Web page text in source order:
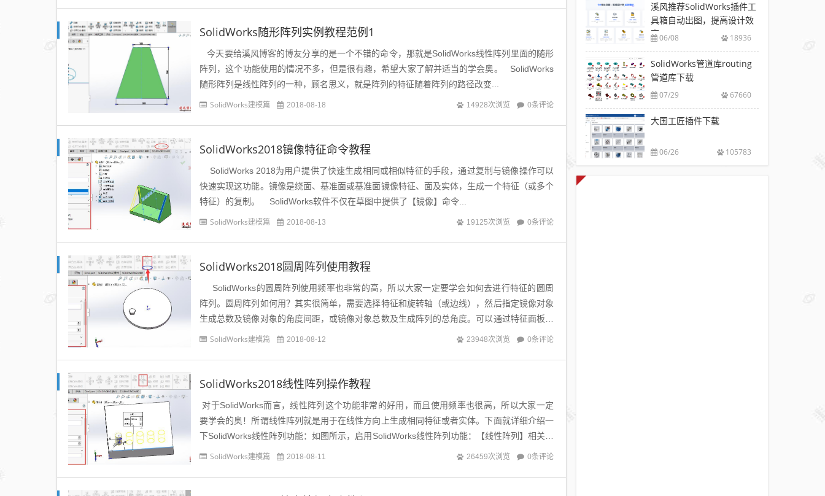
SolidWorks随形阵列实例教程范例1
今天要给溪风博客的博友分享的是一个不错的命令，那就是SolidWorks线性阵列里面的随形
阵列，这个功能使用的情况不多，但是很有趣，希望大家了解并适当的学会奥。 SolidWorks
随形阵列是线性阵列的一种，顾名思义，就是阵列的特征随着阵列的路径改变...
SolidWorks建模篇 2018-08-18 14928次浏览 0条评论
SolidWorks2018镜像特征命令教程
SolidWorks 2018为用户提供了快速生成相同或相似特征的手段，通过复制与镜像操作可以
快速实现这功能。镜像是绕面、基准面或基准面镜像特征、面及实体，生成一个特征（或多个
特征）的复制。 SolidWorks软件不仅在草图中提供了【镜像】命令...
SolidWorks建模篇 2018-08-13 19125次浏览 0条评论
SolidWorks2018圆周阵列使用教程
SolidWorks的圆周阵列使用频率也非常的高，所以大家一定要学会如何去进行特征的圆周
阵列。圆周阵列如何用？其实很简单，需要选择特征和旋转轴（或边线），然后指定镜像对象
生成总数及镜像对象的角度间距，或镜像对象总数及生成阵列的总角度。可以通过特征面板点
击【圆周...
SolidWorks建模篇 2018-08-12 23948次浏览 0条评论
SolidWorks2018线性阵列操作教程
对于SolidWorks而言，线性阵列这个功能非常的好用，而且使用频率也很高，所以大家一定
要学会的奥！所谓线性阵列就是用于在线性方向上生成相同特征或者实体。下面就详细介绍一
下SolidWorks线性阵列功能：如图所示，启用SolidWorks线性阵列功能：【线性阵列】相关参
数详解如下：方...
SolidWorks建模篇 2018-08-11 26459次浏览 0条评论
溪风推荐SolidWorks插件工
具箱自动出图，提高设计效
率06/08 18936
SolidWorks管道库routing
管道库下载
07/29 67660
大国工匠插件下载
06/26 105783